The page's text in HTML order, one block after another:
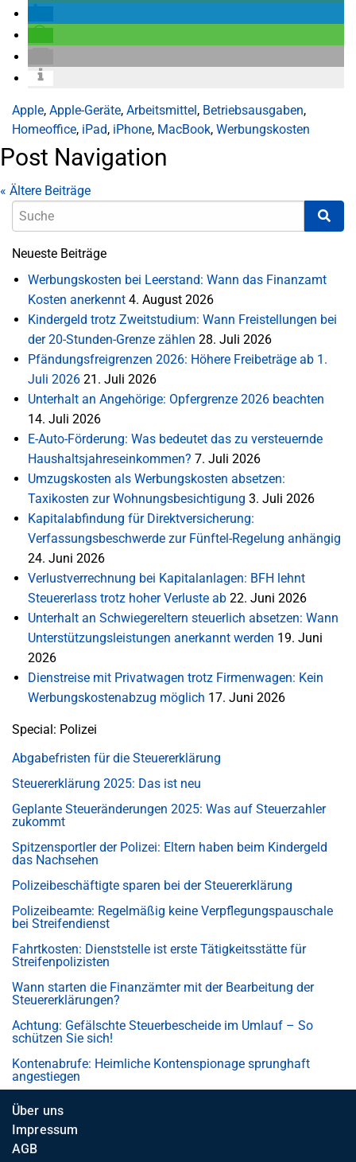
Apple, Apple-Geräte, Arbeitsmittel, Betriebsausgaben,
Homeoffice, iPad, iPhone, MacBook, Werbungskosten
Post Navigation
« Ältere Beiträge
Neueste Beiträge
Werbungskosten bei Leerstand: Wann das Finanzamt
Kosten anerkennt 4. August 2026
Kindergeld trotz Zweitstudium: Wann Freistellungen bei
der 20-Stunden-Grenze zählen 28. Juli 2026
Pfändungsfreigrenzen 2026: Höhere Freibeträge ab 1.
Juli 2026 21. Juli 2026
Unterhalt an Angehörige: Opfergrenze 2026 beachten
14. Juli 2026
E-Auto-Förderung: Was bedeutet das zu versteuernde
Haushaltsjahreseinkommen? 7. Juli 2026
Umzugskosten als Werbungskosten absetzen:
Taxikosten zur Wohnungsbesichtigung 3. Juli 2026
Kapitalabfindung für Direktversicherung:
Verfassungsbeschwerde zur Fünftel-Regelung anhängig
24. Juni 2026
Verlustverrechnung bei Kapitalanlagen: BFH lehnt
Steuererlass trotz hoher Verluste ab 22. Juni 2026
Unterhalt an Schwiegereltern steuerlich absetzen: Wann
Unterstützungsleistungen anerkannt werden 19. Juni
2026
Dienstreise mit Privatwagen trotz Firmenwagen: Kein
Werbungskostenabzug möglich 17. Juni 2026
Special: Polizei
Abgabefristen für die Steuererklärung
Steuererklärung 2025: Das ist neu
Geplante Steueränderungen 2025: Was auf Steuerzahler
zukommt
Spitzensportler der Polizei: Eltern haben beim Kindergeld
das Nachsehen
Polizeibeschäftigte sparen bei der Steuererklärung
Polizeibeamte: Regelmäßig keine Verpflegungspauschale
bei Streifendienst
Fahrtkosten: Dienststelle ist erste Tätigkeitsstätte für
Streifenpolizisten
Wann starten die Finanzämter mit der Bearbeitung der
Steuererklärungen?
Achtung: Gefälschte Steuerbescheide im Umlauf – So
schützen Sie sich!
Kontenabrufe: Heimliche Kontenspionage sprunghaft
angestiegen
Über uns
Impressum
AGB